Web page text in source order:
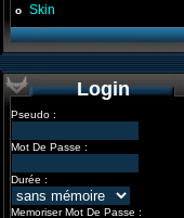
o Skin
Login
Pseudo :
Mot De Passe :
Durée :
Memoriser Mot De Passe :